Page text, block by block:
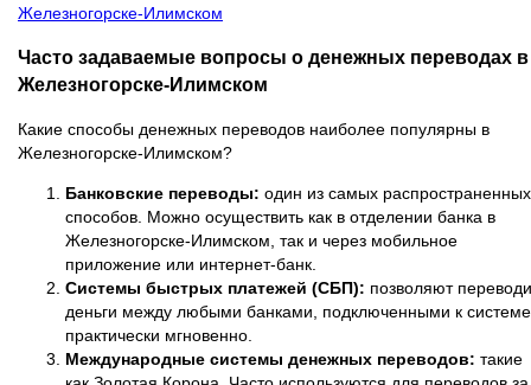
Железногорске-Илимском
Часто задаваемые вопросы о денежных переводах в
Железногорске-Илимском
Какие способы денежных переводов наиболее популярны в
Железногорске-Илимском?
Банковские переводы: один из самых распространенных
способов. Можно осуществить как в отделении банка в
Железногорске-Илимском, так и через мобильное
приложение или интернет-банк.
Системы быстрых платежей (СБП): позволяют
деньги между любыми банками, подключенными к
практически мгновенно.
Международные системы денежных переводов: такие